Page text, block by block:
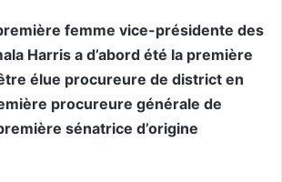
femme vice-présidente des
Harris a d’abord été la première
élue procureure de district en
procureure générale de
sénatrice d’origine